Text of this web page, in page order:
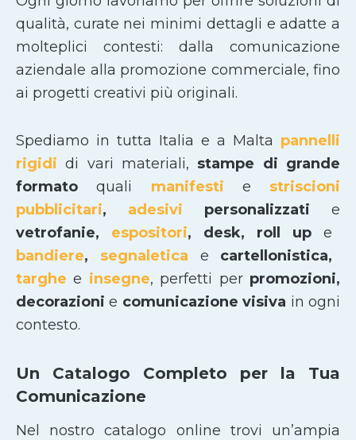
qualità, curate nei minimi dettagli e adatte a
molteplici contesti: dalla comunicazione
aziendale alla promozione commerciale, fino
ai progetti creativi più originali.
Spediamo in tutta Italia e a Malta pannelli
rigididi vari materiali, stampe di grande
formatoquali manifesti e striscioni
pubblicitari, adesivi personalizzati e
vetrofanie, espositori, desk, roll up e
bandiere, segnaletica e cartellonistica,
targhee insegne, perfetti per promozioni,
decorazionie comunicazione visiva in ogni
contesto.
Un Catalogo Completo per la Tua
Comunicazione
Nel nostro catalogo online trovi un’ampia